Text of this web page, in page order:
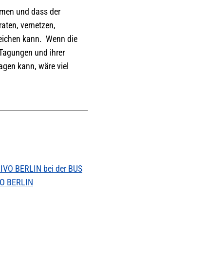
und dass der
vernetzen,
kann. Wenn die
und ihrer
kann, wäre viel
BERLIN bei der BUS
BERLIN